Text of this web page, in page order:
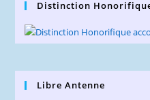
Distinction
Libre Antenne